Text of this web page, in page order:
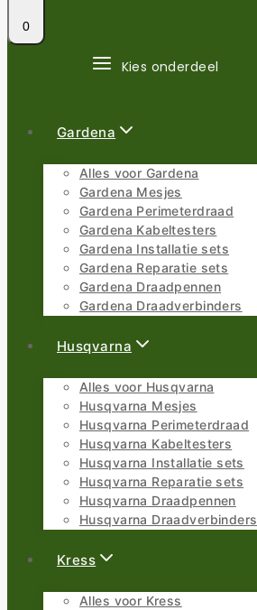
0
Kies onderdeel
Gardena
Alles voor Gardena
Gardena Mesjes
Gardena Perimeterdraad
Gardena Kabeltesters
Gardena Installatie sets
Gardena Reparatie sets
Gardena Draadpennen
Gardena Draadverbinders
Husqvarna
Alles voor Husqvarna
Husqvarna Mesjes
Husqvarna Perimeterdraad
Husqvarna Kabeltesters
Husqvarna Installatie sets
Husqvarna Reparatie sets
Husqvarna Draadpennen
Husqvarna Draadverbinders
Kress
Alles voor Kress